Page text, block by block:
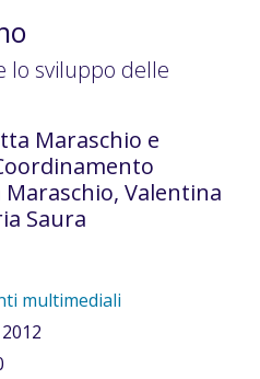
lo sviluppo delle
Maraschio e
Valentina
Saura
multimediali
2012